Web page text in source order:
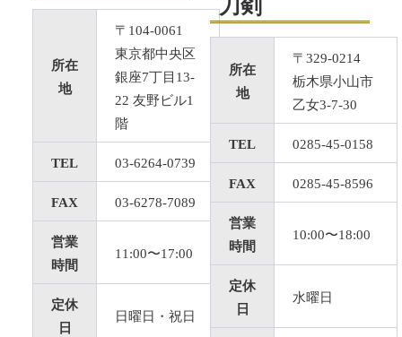
所在
地
〒104-0061
東京都中央区
銀座7丁目13-
22 友野ビル1
階
TEL 03-6264-0739
FAX 03-6278-7089
営業
時間
11:00〜17:00
定休
日
日曜日・祝日
刀剣
所在
地
〒329-0214
栃木県小山市
乙女3-7-30
TEL 0285-45-0158
FAX 0285-45-8596
営業
時間
10:00〜18:00
定休
日
水曜日